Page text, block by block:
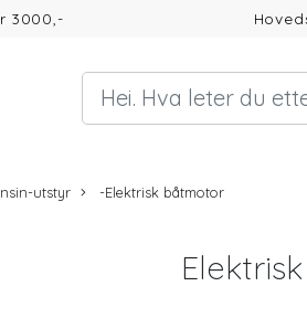
3000,-
utstyr -Elektrisk båtmotor